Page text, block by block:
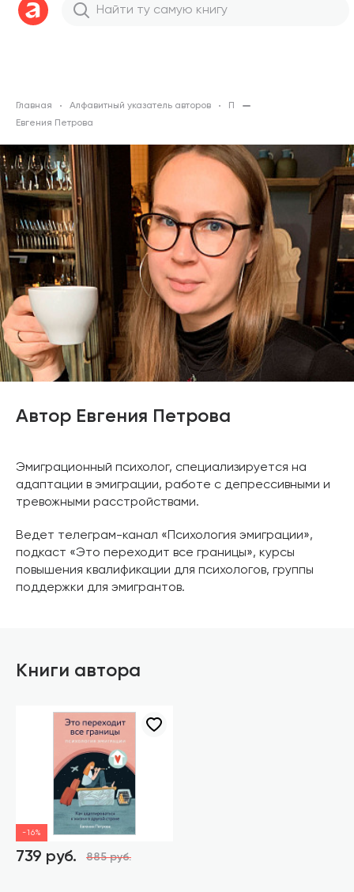
Главная Алфавитный указатель авторов
П
Евгения Петрова
Автор Евгения Петрова
Эмиграционный психолог, специализируется на
адаптации в эмиграции, работе с депрессивными и
тревожными расстройствами.
Ведет телеграм-канал «Психология эмиграции»,
подкаст «Это переходит все границы», курсы
повышения квалификации для психологов, группы
поддержки для эмигрантов.
Книги автора
-16%
739 руб. 885 руб.